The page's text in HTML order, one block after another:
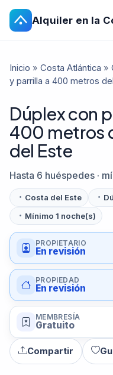
Alquiler en la
Inicio » Costa Atlántica »
y parrilla a 400 metros
Dúplex con
400 metros
del Este
Hasta 6 huéspedes ·
Costa del Este
Mínimo 1 noche(s)
PROPIETARIO
En revisión
PROPIEDAD
En revisión
MEMBRESÍA
Gratuito
Compartir